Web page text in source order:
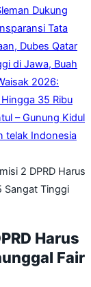
Dukung
Tata
Dubes Qatar
di Jawa, Buah
2026:
35 Ribu
– Gunung Kidul
telak Indonesia
2 DPRD Harus
Sangat Tinggi
Harus
Fair